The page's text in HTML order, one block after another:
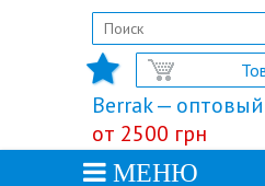
Berrak —
от 2500 грн
МЕНЮ